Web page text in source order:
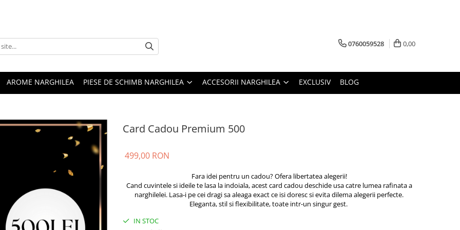
0760059528 0,00
AROME NARGHILEA PIESE DE SCHIMB NARGHILEA ACCESORII NARGHILEA EXCLUSIV BLOG
Card Cadou Premium 500
499,00 RON
Fara idei pentru un cadou? Ofera libertatea alegerii!
Cand cuvintele si ideile te lasa la indoiala, acest card cadou deschide usa catre lumea rafinata a
narghilelei. Lasa-i pe cei dragi sa aleaga exact ce isi doresc si evita dilema alegerii perfecte.
Eleganta, stil si flexibilitate, toate intr-un singur gest.
IN STOC